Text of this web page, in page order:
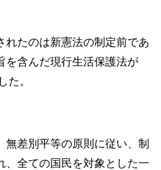
れたのは新憲法の制定前であ
を含んだ現行生活保護法が
た。
無差別平等の原則に従い、制
、全ての国民を対象とした一